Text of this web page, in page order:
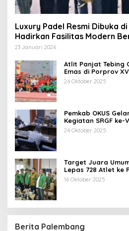
Luxury Padel Resmi Dibuka
Hadirkan Fasilitas Modern
23 Januari 2026
Atlit Panjat Tebing
Emas di Porprov
24 Oktober 2025
Pemkab OKUS
Kegiatan SRGF ke-
Tahun 2025
24 Oktober 2025
Target Juara
Lepas 728 Atlet ke
16 Oktober 2025
Berita Palembang